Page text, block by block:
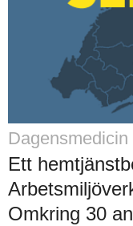
Dagensmedicin
Ett
Omkring 30